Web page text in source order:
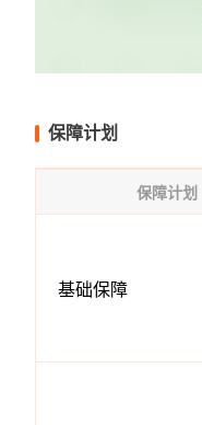
保障计划
保障计划
基础保障